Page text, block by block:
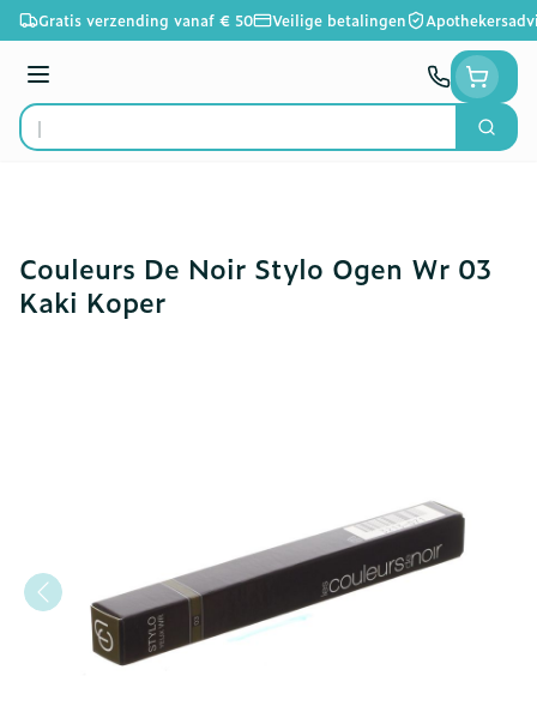
Ga naar de inhoud
Gratis verzending vanaf € 50 Veilige betalingen
Menu
Product, merk, categorie...
Zoek
Couleurs De Noir Stylo Ogen Wr 03
Kaki Koper